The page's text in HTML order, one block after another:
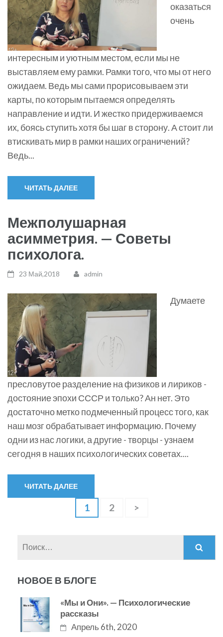
оказаться
очень
интересным и уютным местом, если мы не
выставляем ему рамки. Рамки того, что мы от него
ожидаем. Ведь мы сами прорисовываем эти
карты, по которым пытаемся определять
направление и идти. И жестко придерживаемся
их, боясь ступить хотя бы шаг в сторону. А стоит ли
втискивать мир в рамки наших ограничений?
Ведь...
ЧИТАТЬ ДАЛЕЕ
Межполушарная
асимметрия. — Советы
психолога.
23 Май,2018 admin
Думаете
пресловутое разделение на физиков и лириков -
достояние эпохи СССР и только? Ан нет. Это
достаточно метко подмеченный процесс того, как
наш мозг обрабатывает информацию. Почему
одни из нас логики, а другие - творцы - узнаем
сегодня в наших психологических советах....
ЧИТАТЬ ДАЛЕЕ
Навигация Page
1 Page
2 >
НОВОЕ В БЛОГЕ
«Мы и Они». — Психологические
рассказы
Апрель 6th, 2020